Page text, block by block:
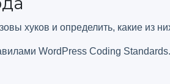
хуков и определить, какие из
WordPress Coding